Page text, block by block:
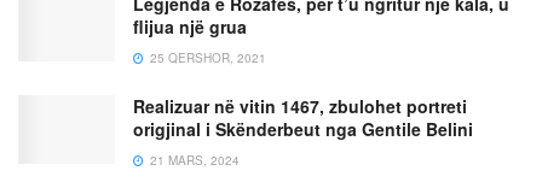
flijua një grua
25 QERSHOR, 2021
Realizuar në vitin 1467, zbulohet portreti
origjinal i Skënderbeut nga Gentile Belini
21 MARS, 2024